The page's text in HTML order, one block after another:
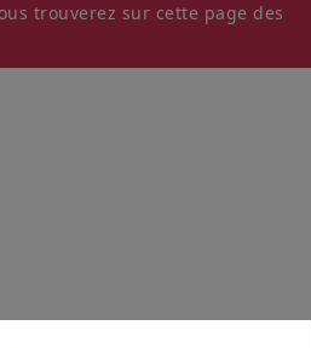
trouverez sur cette page des